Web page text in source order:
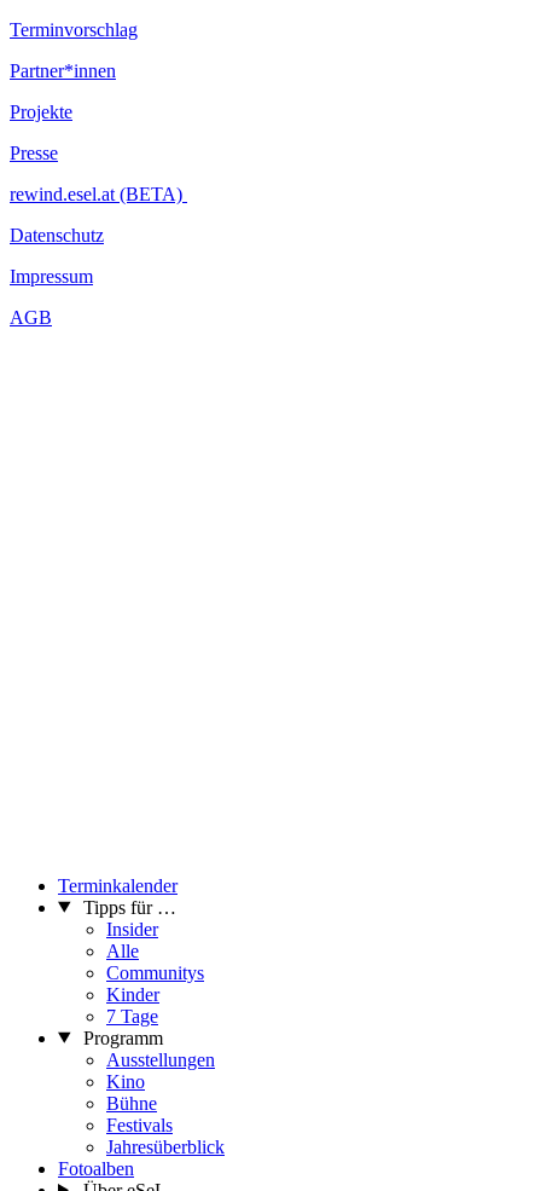
Terminvorschlag
Partner*innen
Projekte
Presse
rewind.esel.at (BETA)
Datenschutz
Impressum
AGB
Terminkalender
Tipps für …
Insider
Alle
Communitys
Kinder
7 Tage
Programm
Ausstellungen
Kino
Bühne
Festivals
Jahresüberblick
Fotoalben